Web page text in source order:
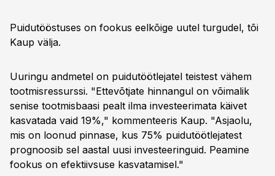
Puidutööstuses on fookus eelkõige uutel turgudel, tõi
Kaup välja.
Uuringu andmetel on puidutöötlejatel teistest vähem
tootmisressurssi. "Ettevõtjate hinnangul on võimalik
senise tootmisbaasi pealt ilma investeerimata käivet
kasvatada vaid 19%," kommenteeris Kaup. "Asjaolu,
mis on loonud pinnase, kus 75% puidutöötlejatest
prognoosib sel aastal uusi investeeringuid. Peamine
fookus on efektiivsuse kasvatamisel."